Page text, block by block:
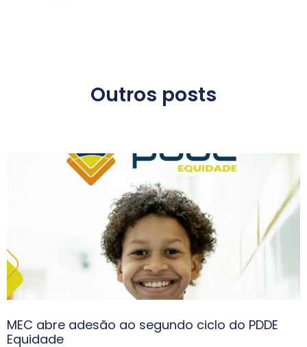
Outros posts
MEC abre adesão ao segundo ciclo do PDDE
Equidade